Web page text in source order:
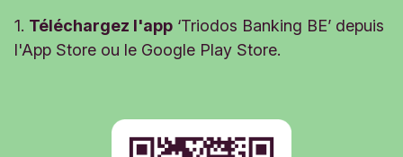
1. Téléchargez l'app ‘Triodos Banking BE’ depuis
l'App Store ou le Google Play Store.